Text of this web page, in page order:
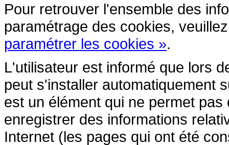
Pour retrouver l'ensemble des
paramétrage des cookies,
paramétrer les cookies ».
L'utilisateur est informé que lors
peut s'installer automatiquement
est un élément qui ne permet
enregistrer des informations
Internet (les pages qui ont été